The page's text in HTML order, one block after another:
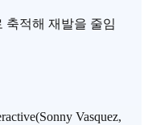
축적해 재발을 줄임
Vasquez,